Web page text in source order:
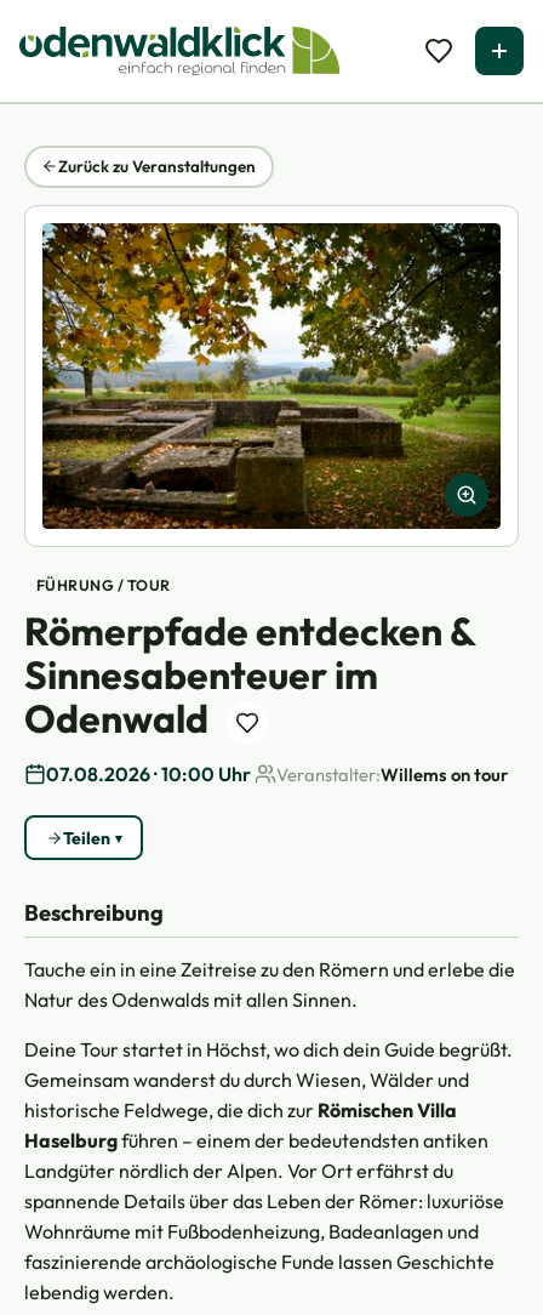
Zurück zu Veranstaltungen
FÜHRUNG / TOUR
Römerpfade entdecken &
Sinnesabenteuer im
Odenwald
07.08.2026 · 10:00 Uhr Veranstalter:Willems on tour
Teilen
Beschreibung
Tauche ein in eine Zeitreise zu den Römern und erlebe die
Natur des Odenwalds mit allen Sinnen.
Deine Tour startet in Höchst, wo dich dein Guide begrüßt.
Gemeinsam wanderst du durch Wiesen, Wälder und
historische Feldwege, die dich zur Römischen Villa
Haselburgführen – einem der bedeutendsten antiken
Landgüter nördlich der Alpen. Vor Ort erfährst du
spannende Details über das Leben der Römer: luxuriöse
Wohnräume mit Fußbodenheizung, Badeanlagen und
faszinierende archäologische Funde lassen Geschichte
lebendig werden.